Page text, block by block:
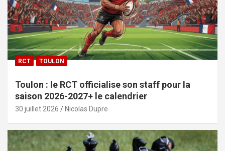
RCT TOULON
Toulon : le RCT officialise son staff pour la
saison 2026-2027+ le calendrier
30 juillet 2026 Nicolas Dupre